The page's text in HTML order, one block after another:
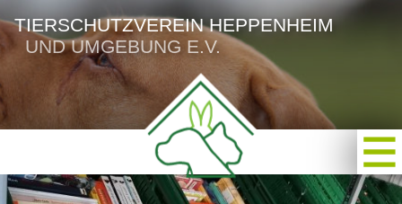
TIERSCHUTZVEREIN HEPPENHEIM
UND UMGEBUNG E.V.